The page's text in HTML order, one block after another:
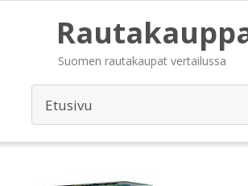
Suomen rautakaupat vertailussa